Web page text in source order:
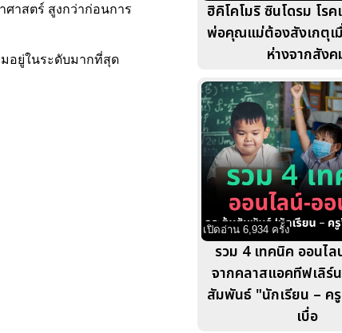
ศาสตร์ สูงกว่าก่อนการ
อยู่ในระดับมากที่สุด
ฮิคิโคโมริ ซินโดรม โร
พ่อคุณแม่ต้องสังเกตุเ
ห่างจากสัง
เปิดอ่าน 6,934 ครั้ง
รวม 4 เทคนิค ออนไ
จากคลาสแอคทีฟเลิร์
สัมพันธ์ "นักเรียน – ค
เบื่อ